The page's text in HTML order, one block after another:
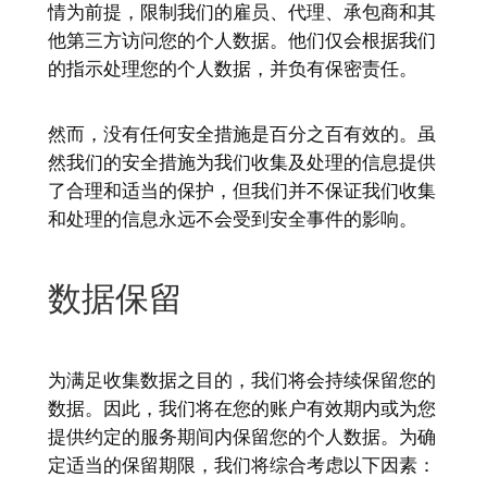
情为前提，限制我们的雇员、代理、承包商和其
他第三方访问您的个人数据。他们仅会根据我们
的指示处理您的个人数据，并负有保密责任。
然而，没有任何安全措施是百分之百有效的。虽
然我们的安全措施为我们收集及处理的信息提供
了合理和适当的保护，但我们并不保证我们收集
和处理的信息永远不会受到安全事件的影响。
数据保留
为满足收集数据之目的，我们将会持续保留您的
数据。因此，我们将在您的账户有效期内或为您
提供约定的服务期间内保留您的个人数据。为确
定适当的保留期限，我们将综合考虑以下因素：